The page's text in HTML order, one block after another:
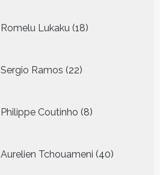
Romelu Lukaku 18
producten
Sergio Ramos 22
producten
Philippe Coutinho 8
producten
Aurelien Tchouameni 40
producten